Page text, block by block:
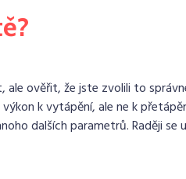
ověřit, že jste zvolili to
k vytápění, ale ne k
dalších parametrů. Raději se